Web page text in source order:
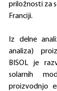
priložnosti za
Franciji.
Iz delne
analiza)
BISOL je
solarnih
proizvodnjo